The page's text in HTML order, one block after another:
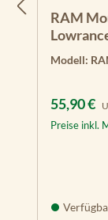
RAM
Modell:
55,90 €
Preise inkl.